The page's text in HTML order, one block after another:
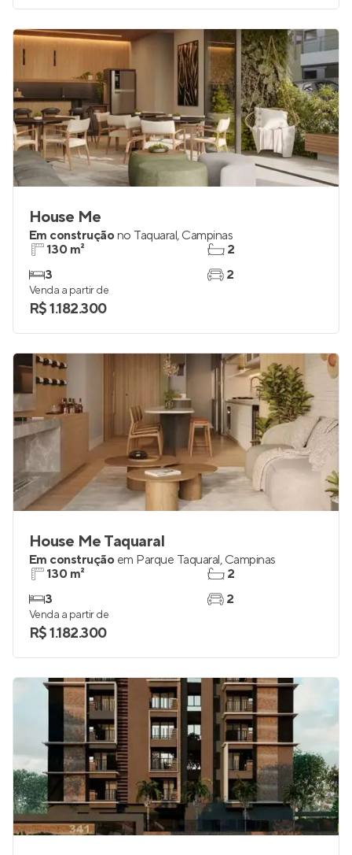
House Me
Em construçãono Taquaral, Campinas
130 m²
3
2
2
Venda a partir de
R$ 1.182.300
House Me Taquaral
Em construção em Parque Taquaral, Campinas
130 m²
3
2
2
Venda a partir de
R$ 1.182.300